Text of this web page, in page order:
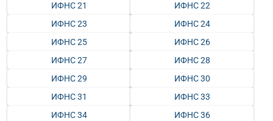
ИФНС 21
ИФНС 22
ИФНС 23
ИФНС 24
ИФНС 25
ИФНС 26
ИФНС 27
ИФНС 28
ИФНС 29
ИФНС 30
ИФНС 31
ИФНС 33
ИФНС 34
ИФНС 36